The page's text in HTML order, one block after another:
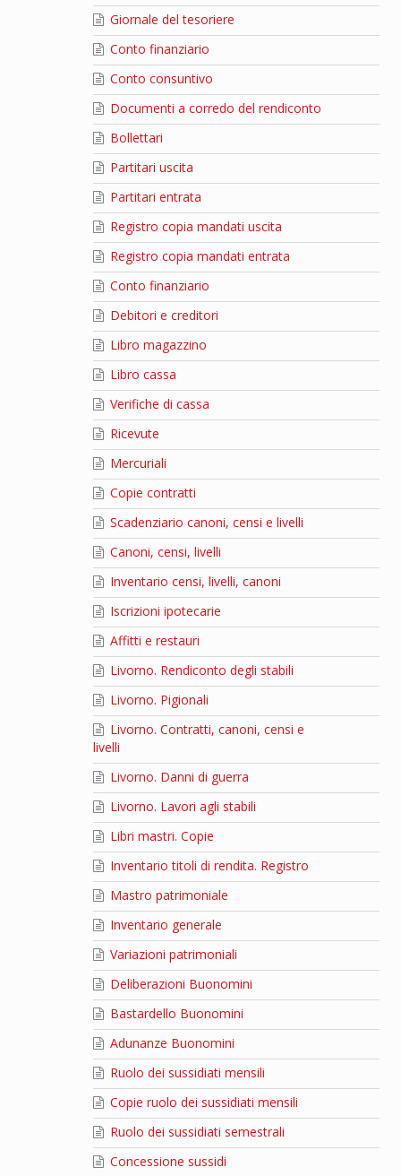
Giornale del tesoriere
Conto finanziario
Conto consuntivo
Documenti a corredo del rendiconto
Bollettari
Partitari uscita
Partitari entrata
Registro copia mandati uscita
Registro copia mandati entrata
Conto finanziario
Debitori e creditori
Libro magazzino
Libro cassa
Verifiche di cassa
Ricevute
Mercuriali
Copie contratti
Scadenziario canoni, censi e livelli
Canoni, censi, livelli
Inventario censi, livelli, canoni
Iscrizioni ipotecarie
Affitti e restauri
Livorno. Rendiconto degli stabili
Livorno. Pigionali
Livorno. Contratti, canoni, censi e
livelli
Livorno. Danni di guerra
Livorno. Lavori agli stabili
Libri mastri. Copie
Inventario titoli di rendita. Registro
Mastro patrimoniale
Inventario generale
Variazioni patrimoniali
Deliberazioni Buonomini
Bastardello Buonomini
Adunanze Buonomini
Ruolo dei sussidiati mensili
Copie ruolo dei sussidiati mensili
Ruolo dei sussidiati semestrali
Concessione sussidi